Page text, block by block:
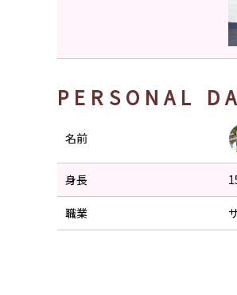
PERSONAL
名前
身長
職業